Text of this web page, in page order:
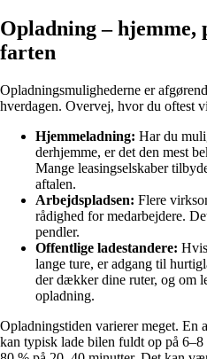
Opladning – hjemme,
farten
Opladningsmulighederne er
hverdagen. Overvej, hvor du oftest
Hjemmeladning: Har du
derhjemme, er det den mest
Mange leasingselskaber
aftalen.
Arbejdspladsen: Flere
rådighed for medarbejdere.
pendler.
Offentlige ladestandere:
lange ture, er adgang til
der dækker dine ruter, og om
opladning.
Opladningstiden varierer meget. En
kan typisk lade bilen fuldt op på